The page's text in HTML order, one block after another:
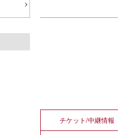
チケット/中継情報